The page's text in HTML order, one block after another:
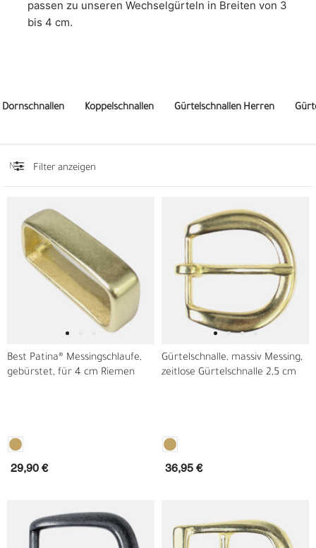
passen zu unseren Wechselgürteln in Breiten von 3
bis 4 cm.
Dornschnallen Koppelschnallen Gürtelschnallen Herren
Filter anzeigen
Best Patina® Messingschlaufe,
gebürstet, für 4 cm Riemen
29,90 €
Gürtelschnalle, massiv Messing,
zeitlose Gürtelschnalle 2,5 cm
36,95 €